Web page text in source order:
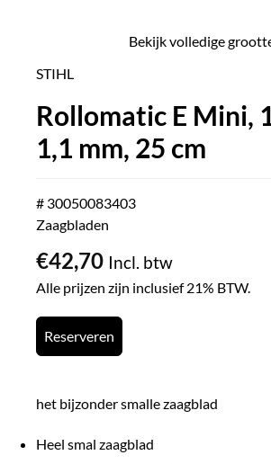
Bekijk volledige
STIHL
Rollomatic E Mini,
1,1 mm, 25 cm
# 30050083403
Zaagbladen
€42,70 Incl. btw
Alle prijzen zijn inclusief 21% BTW.
Reserveren
het bijzonder smalle zaagblad
Heel smal zaagblad